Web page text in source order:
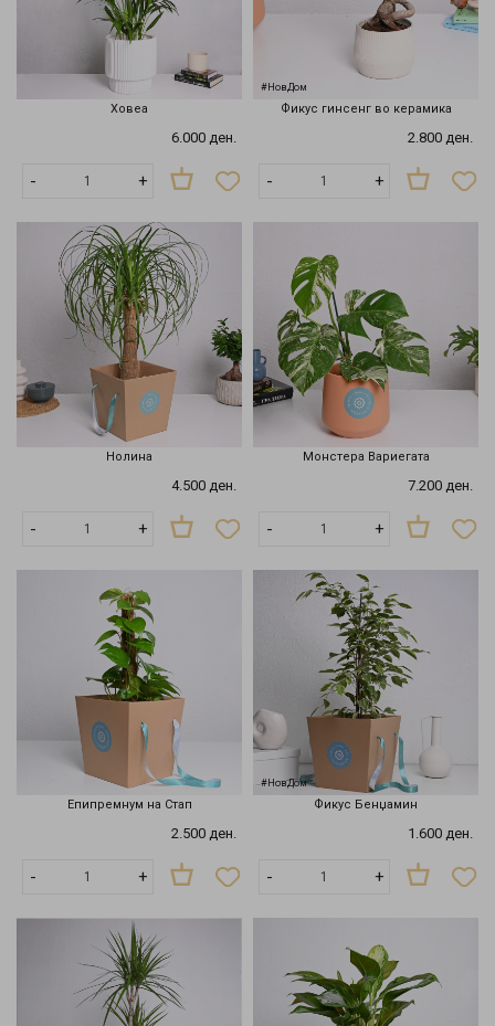
Ховеа
6.000 ден.
- +
#НовДом
Фикус гинсенг во керамика
2.800 ден.
- +
Нолина
4.500 ден.
- +
Монстера Вариегата
7.200 ден.
- +
Епипремнум на Стап
2.500 ден.
- +
#НовДом
Фикус Бенџамин
1.600 ден.
- +